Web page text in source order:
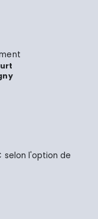
selon l'option de